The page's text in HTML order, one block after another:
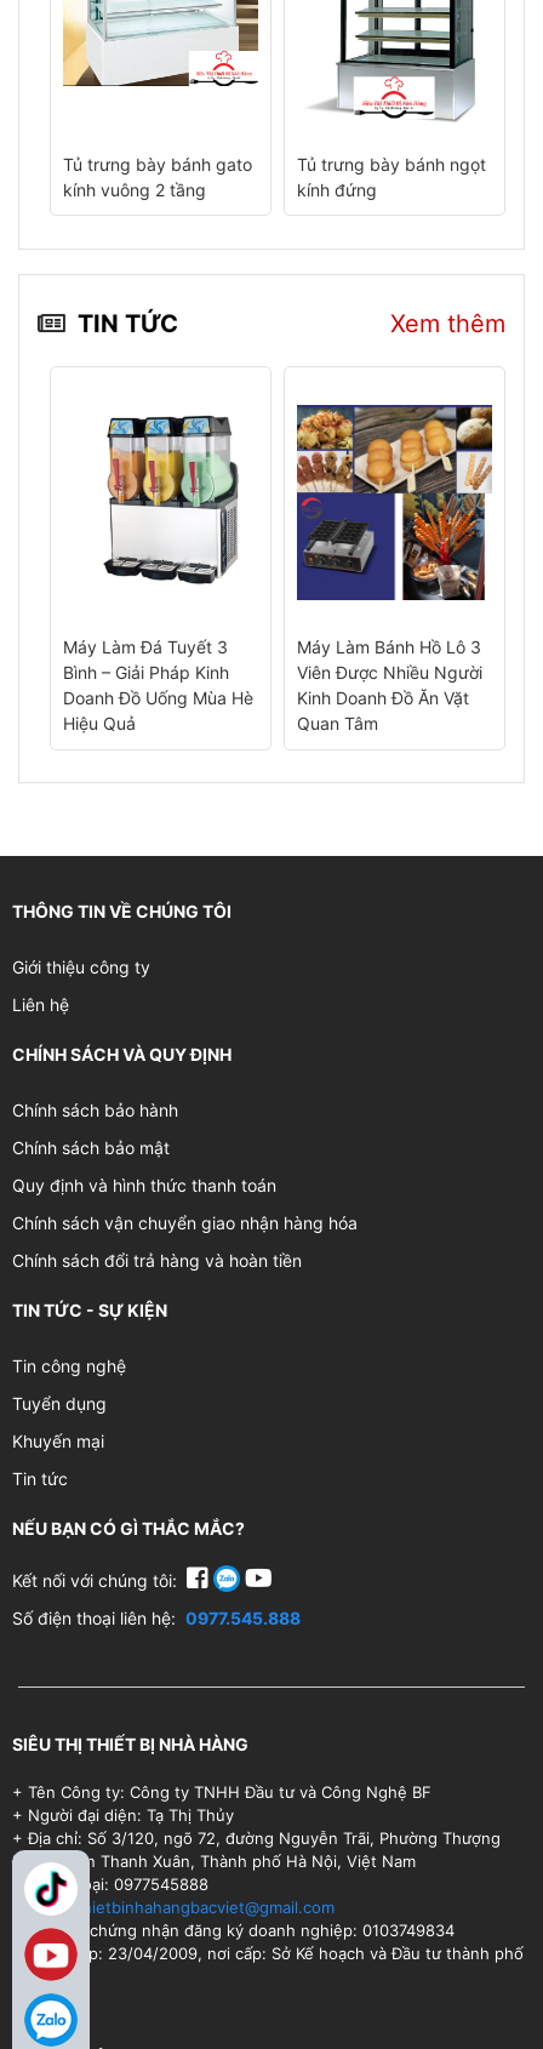
Tủ trưng bày bánh ngọt
kính đứng
Tủ trưng bày bánh ngọt
4 tầng
TIN TỨC Xem thêm
Máy Làm Bánh Hồ Lô 3
Viên Được Nhiều Người
Kinh Doanh Đồ Ăn Vặt
Quan Tâm
Máy Làm Đá Tuyết 3
Bình Được Nhiều Quán
Giải Khát Quan Tâm
Trong Mùa Nắng Nóng
THÔNG TIN VỀ CHÚNG TÔI
Giới thiệu công ty
Liên hệ
CHÍNH SÁCH VÀ QUY ĐỊNH
Chính sách bảo hành
Chính sách bảo mật
Quy định và hình thức thanh toán
Chính sách vận chuyển giao nhận hàng hóa
Chính sách đổi trả hàng và hoàn tiền
TIN TỨC - SỰ KIỆN
Tin công nghệ
Tuyển dụng
Khuyến mại
Tin tức
NẾU BẠN CÓ GÌ THẮC MẮC?
Kết nối với chúng tôi:
Số điện thoại liên hệ: 0977.545.888
SIÊU THỊ THIẾT BỊ NHÀ HÀNG
+ Tên Công ty: Công ty TNHH Đầu tư và Công Nghệ BF
+ Người đại diện: Tạ Thị Thủy
+ Địa chỉ: Số 3/120, ngõ 72, đường Nguyễn Trãi, Phường Thượng
Đình, Quận Thanh Xuân, Thành phố Hà Nội, Việt Nam
+ Điện thoại: 0977545888
+ Email: thietbinhahangbacviet@gmail.com
+ Số Giấy chứng nhận đăng ký doanh nghiệp: 0103749834
+ Ngày cấp: 23/04/2009, nơi cấp: Sở Kế hoạch và Đầu tư thành phố
Hà Nội.